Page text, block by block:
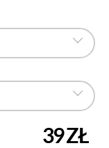
39 ZŁ